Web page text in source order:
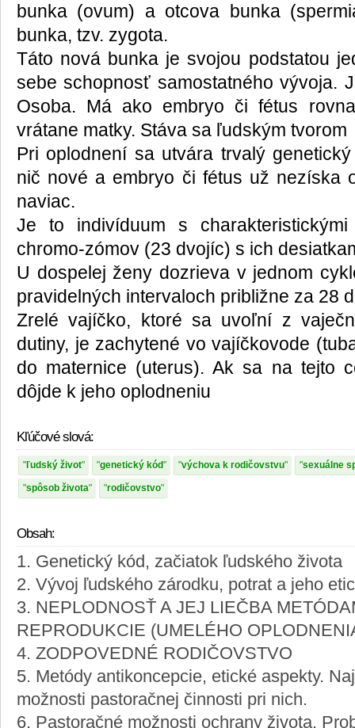
bunka (ovum) a otcova bunka
bunka, tzv. zygota.
Táto nová bunka je svojou podstatou
sebe schopnosť samostatného vývoja.
Osoba. Má ako embryo či fétus
vrátane matky. Stáva sa ľudským tvorom
Pri oplodnení sa utvára trvalý
nič nové a embryo či fétus už nezíska
naviac.
Je to indivíduum s
chromo-zómov (23 dvojíc) s ich
U dospelej ženy dozrieva v jednom
pravidelných intervaloch približne za 28
Zrelé vajíčko, ktoré sa uvoľní z
dutiny, je zachytené vo vajíčkovode
do maternice (uterus). Ak sa na tejto
dôjde k jeho oplodneniu
Kľúčové slová:
ľudský život genetický kód výchova k rodičovstvu sexuálne
spôsob života rodičovstvo
Obsah:
1. Genetický kód, začiatok ľudského života
2. Vývoj ľudského zárodku, potrat a jeho
3. NEPLODNOSŤ A JEJ LIEČBA
REPRODUKCIE (UMELÉHO
4. ZODPOVEDNÉ RODIČOVSTVO
5. Metódy antikoncepcie, etické aspekty.
možnosti pastoračnej činnosti pri nich.
6. Pastoračné možnosti ochrany života.